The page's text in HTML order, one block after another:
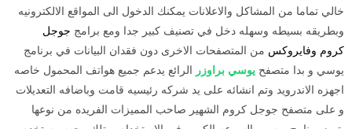
خالي تماما من المشاكل والاعلانات يمكنك الدخول الى المواقع الالكترونيه
وبطريقه بسيطه وسهله دخل في تصنيف كبير جدا ومع برامج جوجل
كروم وفايروكس من المتصفحات الاخرى دون فقدان البيانات في برنامج
يوسي و بدا متصفح يوسي براوزر الرائع يدعم جميع هواتف المحمول خاصه
اجهزه الاندرويد وتم انشائه على يد شركه رئيسيه قامت وباضافه التعديلات
و على متصفح جوجل كروم الشهير صاحب المميزات الفريده من نوعها